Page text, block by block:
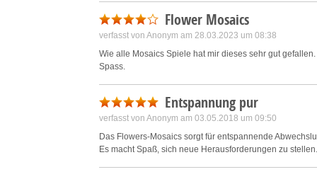
Flower Mosaics
verfasst von Anonym am 28.03.2023 um 08:38
Wie alle Mosaics Spiele hat mir dieses sehr gut
Spass.
Entspannung pur
verfasst von Anonym am 03.05.2018 um 09:50
Das Flowers-Mosaics sorgt für entspannende
Es macht Spaß, sich neue Herausforderungen zu